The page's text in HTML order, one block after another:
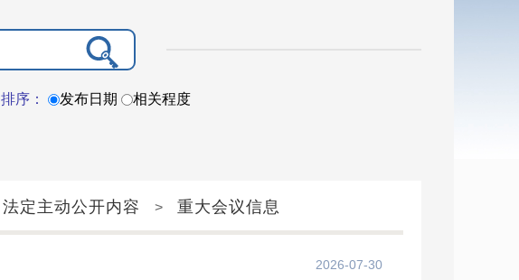
排序： 发布日期 相关程度
法定主动公开内容 > 重大会议信息
2026-07-30